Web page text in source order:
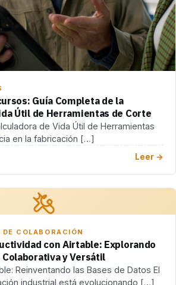
Guía Completa de la
Útil de Herramientas de Corte
de Vida Útil de Herramientas
en la fabricación […]
Leer →
DE COLABORACIÓN
con Airtable: Explorando
Colaborativa y Versátil
Reinventando las Bases de Datos El
industrial está evolucionando […]